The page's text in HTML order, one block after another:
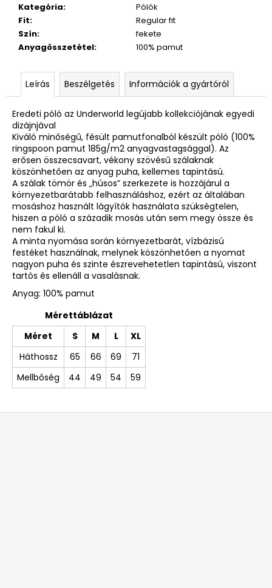
Kategória:
Pólók
Fit:
Regular fit
Szín:
fekete
Anyagösszetétel: 100% pamut
Leírás Beszélgetés Információk a gyártóról
Eredeti póló az Underworld legújabb kollekciójának egyedi
dizájnjával
Kiváló minőségű, fésült pamutfonalból készült póló (100%
ringspoon pamut 185g/m2 anyagvastagsággal). Az
erősen összecsavart, vékony szövésű szálaknak
köszönhetően az anyag puha, kellemes tapintású.
A szálak tömör és „húsos” szerkezete is hozzájárul a
környezetbarátabb felhasználáshoz, ezért az általában
mosáshoz használt lágyítók használata szükségtelen,
hiszen a póló a századik mosás után sem megy össze és
nem fakul ki.
A minta nyomása során környezetbarát, vízbázisú
festéket használnak, melynek köszönhetően a nyomat
nagyon puha és szinte észrevehetetlen tapintású, viszont
tartós és ellenáll a vasalásnak.
Anyag: 100% pamut
Mérettáblázat
Méret
S M L
XL
Háthossz
65 66 69
71
Mellbőség
44 49 54 59
L